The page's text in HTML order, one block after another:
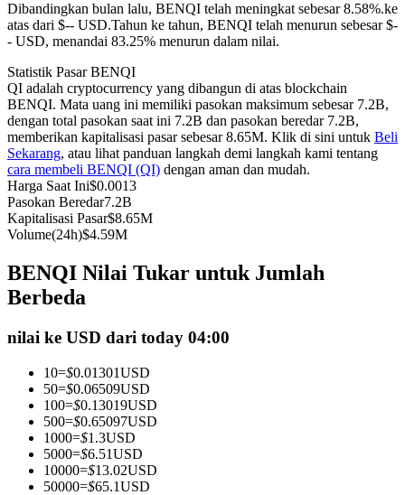
USDC Berjangka
Kontrak berjangka menggunakan USDC sebagai jaminannya
Copy Trading
Menjadi Pedagang Salinan
Nikmati pembagian keuntungan dan komisi copy trading
Dibandingkan bulan lalu, BENQI telah meningkat sebesar 8.58%.ke
atas dari $-- USD.Tahun ke tahun, BENQI telah menurun sebesar $-
- USD, menandai 83.25% menurun dalam nilai.
Statistik Pasar BENQI
QI adalah cryptocurrency yang dibangun di atas blockchain
BENQI. Mata uang ini memiliki pasokan maksimum sebesar 7.2B,
dengan total pasokan saat ini 7.2B dan pasokan beredar 7.2B,
memberikan kapitalisasi pasar sebesar 8.65M. Klik di sini untuk Beli
Sekarang, atau lihat panduan langkah demi langkah kami tentang
cara membeli BENQI (QI) dengan aman dan mudah.
Harga Saat Ini$0.0013
Pasokan Beredar7.2B
Kapitalisasi Pasar$8.65M
Volume(24h)$4.59M
BENQI Nilai Tukar untuk Jumlah
Berbeda
nilai ke USD dari today 04:00
10=$0.01301USD
50=$0.06509USD
100=$0.13019USD
500=$0.65097USD
1000=$1.3USD
5000=$6.51USD
10000=$13.02USD
50000=$65.1USD